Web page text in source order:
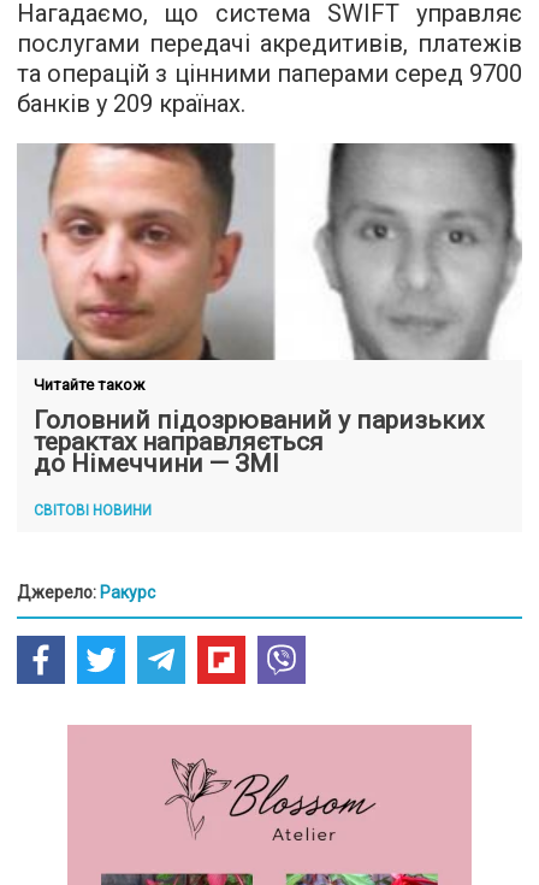
Нагадаємо, що система SWIFT управляє
послугами передачі акредитивів, платежів
та операцій з цінними паперами серед 9700
банків у 209 країнах.
Читайте також
Головний підозрюваний у паризьких
терактах направляється
до Німеччини — ЗМІ
СВІТОВІ НОВИНИ
Джерело: Ракурс